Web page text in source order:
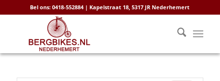
Bel ons: 0418-552884 | Kapelstraat 18, 5317 JR Nederhemert